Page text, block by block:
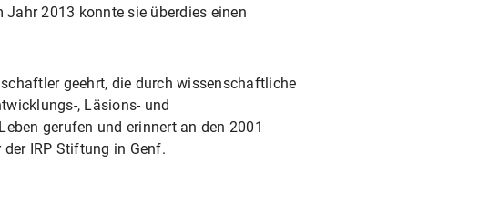
Jahr 2013 konnte sie überdies einen
geehrt, die durch wissenschaftliche
, Läsions- und
gerufen und erinnert an den 2001
IRP Stiftung in Genf.